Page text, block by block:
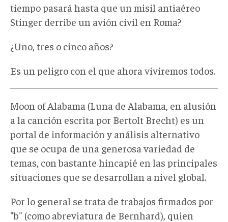
tiempo pasará hasta que un misil antiaéreo
Stinger derribe un avión civil en Roma?
¿Uno, tres o cinco años?
Es un peligro con el que ahora viviremos todos.
Moon of Alabama (Luna de Alabama, en alusión
a la canción escrita por Bertolt Brecht) es un
portal de información y análisis alternativo
que se ocupa de una generosa variedad de
temas, con bastante hincapié en las principales
situaciones que se desarrollan a nivel global.
Por lo general se trata de trabajos firmados por
"b" (como abreviatura de Bernhard), quien